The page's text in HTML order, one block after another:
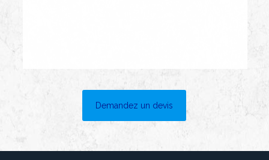
Demandez un devis